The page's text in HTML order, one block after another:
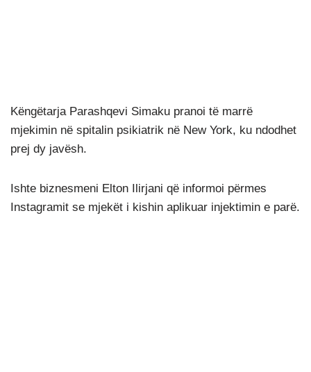
Këngëtarja Parashqevi Simaku pranoi të marrë
mjekimin në spitalin psikiatrik në New York, ku ndodhet
prej dy javësh.
Ishte biznesmeni Elton Ilirjani që informoi përmes
Instagramit se mjekët i kishin aplikuar injektimin e parë.